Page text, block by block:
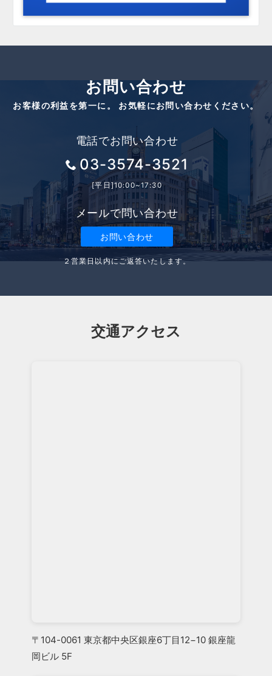
お問い合わせ
お客様の利益を第一に。 お気軽にお問い合わせください。
電話でお問い合わせ
03-3574-3521
[平日]10:00~17:30
メールで問い合わせ
お問い合わせ
２営業日以内にご返答いたします。
交通アクセス
〒104-0061 東京都中央区銀座6丁目12−10 銀座龍
岡ビル 5F